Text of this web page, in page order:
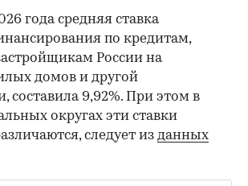
года средняя ставка
по кредитам,
России на
домов и другой
составила 9,92%. При этом в
округах эти ставки
следует из данных